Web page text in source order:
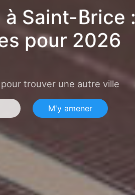
Saint-Brice :
pour 2026
trouver une autre ville
M'y amener